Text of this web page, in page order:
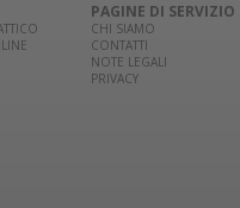
PAGINE DI SERVIZIO
CHI SIAMO
CONTATTI
NOTE LEGALI
PRIVACY